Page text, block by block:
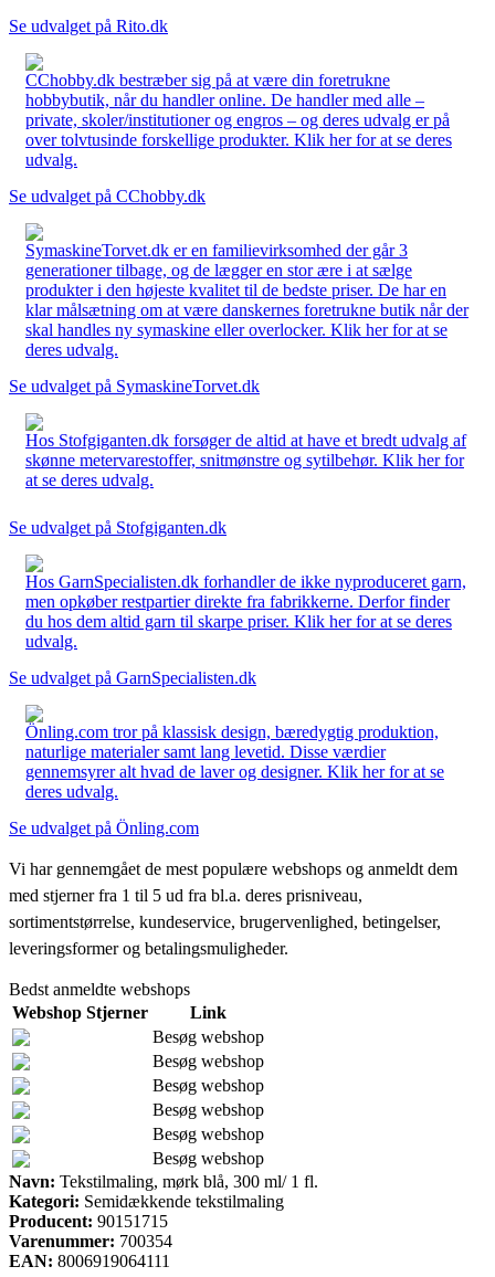
Se udvalget på Rito.dk
CChobby.dk bestræber sig på at være din foretrukne
hobbybutik, når du handler online. De handler med alle –
private, skoler/institutioner og engros – og deres udvalg er på
over tolvtusinde forskellige produkter. Klik her for at se deres
udvalg.
Se udvalget på CChobby.dk
SymaskineTorvet.dk er en familievirksomhed der går 3
generationer tilbage, og de lægger en stor ære i at sælge
produkter i den højeste kvalitet til de bedste priser. De har en
klar målsætning om at være danskernes foretrukne butik når der
skal handles ny symaskine eller overlocker. Klik her for at se
deres udvalg.
Se udvalget på SymaskineTorvet.dk
Hos Stofgiganten.dk forsøger de altid at have et bredt udvalg af
skønne metervarestoffer, snitmønstre og sytilbehør. Klik her for
at se deres udvalg.
Se udvalget på Stofgiganten.dk
Hos GarnSpecialisten.dk forhandler de ikke nyproduceret garn,
men opkøber restpartier direkte fra fabrikkerne. Derfor finder
du hos dem altid garn til skarpe priser. Klik her for at se deres
udvalg.
Se udvalget på GarnSpecialisten.dk
Önling.com tror på klassisk design, bæredygtig produktion,
naturlige materialer samt lang levetid. Disse værdier
gennemsyrer alt hvad de laver og designer. Klik her for at se
deres udvalg.
Se udvalget på Önling.com
Vi har gennemgået de mest populære webshops og anmeldt dem
med stjerner fra 1 til 5 ud fra bl.a. deres prisniveau,
sortimentstørrelse, kundeservice, brugervenlighed, betingelser,
leveringsformer og betalingsmuligheder.
Bedst anmeldte webshops
Webshop Stjerner
Link
Besøg webshop
Besøg webshop
Besøg webshop
Besøg webshop
Besøg webshop
Besøg webshop
Navn: Tekstilmaling, mørk blå, 300 ml/ 1 fl.
Kategori: Semidækkende tekstilmaling
Producent: 90151715
Varenummer: 700354
EAN: 8006919064111